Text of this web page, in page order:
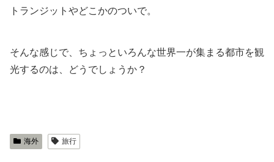
トランジットやどこかのついで。
そんな感じで、ちょっといろんな世界一が集まる都市を観
光するのは、どうでしょうか？
海外 旅行